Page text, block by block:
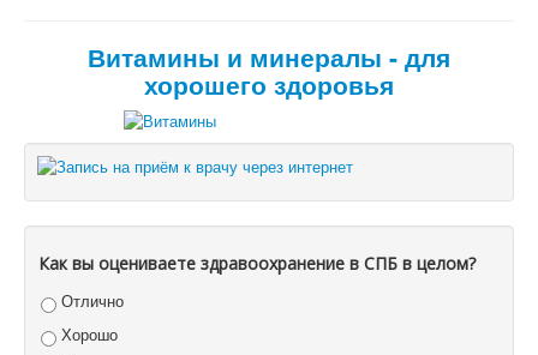
Витамины и минералы - для
хорошего здоровья
Как вы оцениваете здравоохранение в СПБ в целом?
Отлично
Хорошо